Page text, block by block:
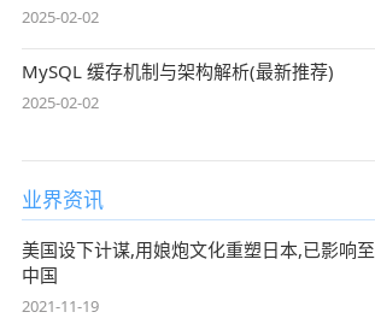
2025-02-02
MySQL 缓存机制与架构解析(最新推荐)
2025-02-02
业界资讯
美国设下计谋,用娘炮文化重塑日本,已影响至
中国
2021-11-19